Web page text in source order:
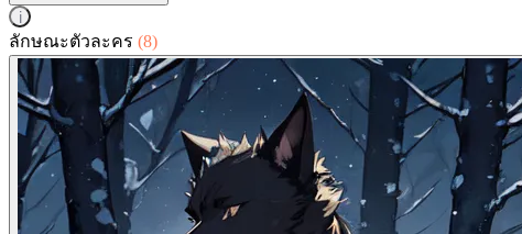
i
ลักษณะตัวละคร (8)